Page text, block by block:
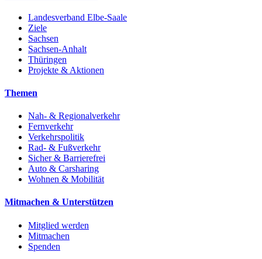
Landesverband Elbe-Saale
Ziele
Sachsen
Sachsen-Anhalt
Thüringen
Projekte & Aktionen
Themen
Nah- & Regionalverkehr
Fernverkehr
Verkehrspolitik
Rad- & Fußverkehr
Sicher & Barrierefrei
Auto & Carsharing
Wohnen & Mobilität
Mitmachen & Unterstützen
Mitglied werden
Mitmachen
Spenden